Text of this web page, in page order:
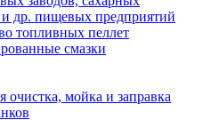
др. пищевых предприятий
топливных пеллет
смазки
очистка, мойка и заправка